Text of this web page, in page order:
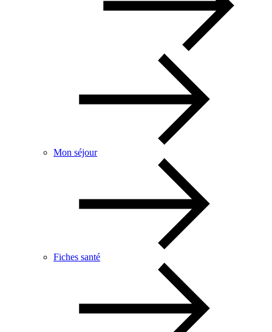
Mon séjour
Fiches santé